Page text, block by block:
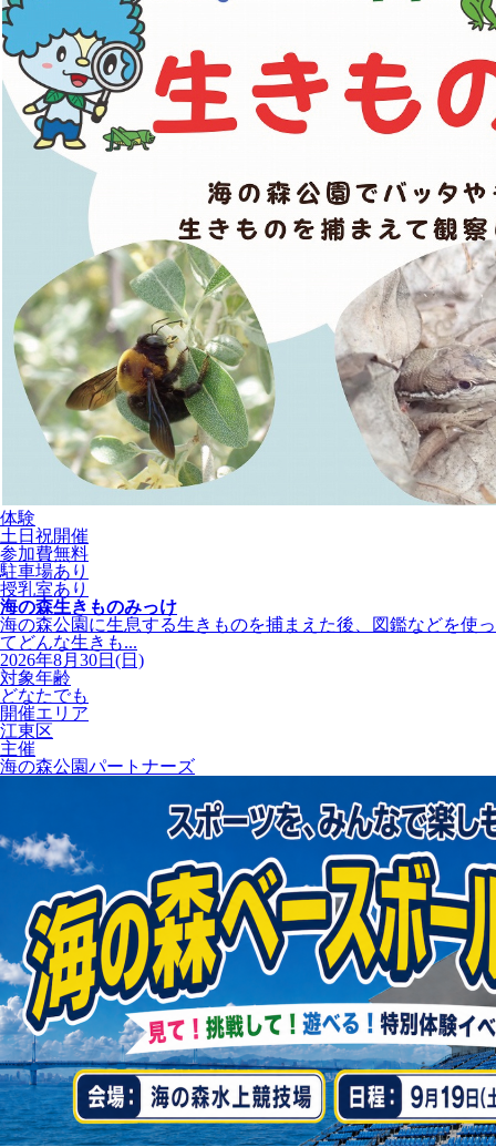
体験
土日祝開催
参加費無料
駐車場あり
授乳室あり
海の森生きものみっけ
海の森公園に生息する生きものを捕まえた後、図鑑などを使っ
てどんな生きも...
2026年8月30日(日)
対象年齢
どなたでも
開催エリア
江東区
主催
海の森公園パートナーズ